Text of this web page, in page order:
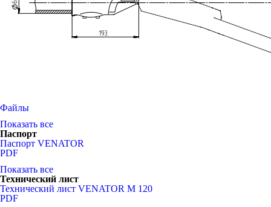
Файлы
Показать все
Паспорт
Паспорт VENATOR
PDF
Показать все
Технический лист
Технический лист VENATOR M 120
PDF